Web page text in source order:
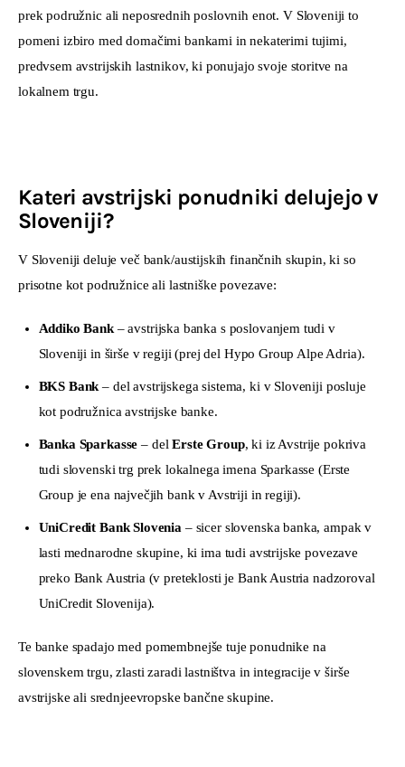
prek podružnic ali neposrednih poslovnih enot. V Sloveniji to
pomeni izbiro med domačimi bankami in nekaterimi tujimi,
predvsem avstrijskih lastnikov, ki ponujajo svoje storitve na
lokalnem trgu.
Kateri avstrijski ponudniki delujejo v
Sloveniji?
V Sloveniji deluje več bank/austijskih finančnih skupin, ki so
prisotne kot podružnice ali lastniške povezave:
Addiko Bank– avstrijska banka s poslovanjem tudi v
Sloveniji in širše v regiji (prej del Hypo Group Alpe Adria).
BKS Bank – del avstrijskega sistema, ki v Sloveniji posluje
kot podružnica avstrijske banke.
Banka Sparkasse – delErste Group, ki iz Avstrije pokriva
tudi slovenski trg prek lokalnega imena Sparkasse (Erste
Group je ena največjih bank v Avstriji in regiji).
UniCredit Bank Slovenia – sicer slovenska banka, ampak v
lasti mednarodne skupine, ki ima tudi avstrijske povezave
preko Bank Austria (v preteklosti je Bank Austria nadzoroval
UniCredit Slovenija).
Te banke spadajo med pomembnejše tuje ponudnike na
slovenskem trgu, zlasti zaradi lastništva in integracije v širše
avstrijske ali srednjeevropske bančne skupine.